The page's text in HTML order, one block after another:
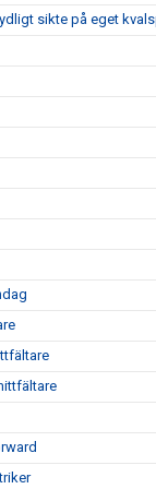
sikte på eget